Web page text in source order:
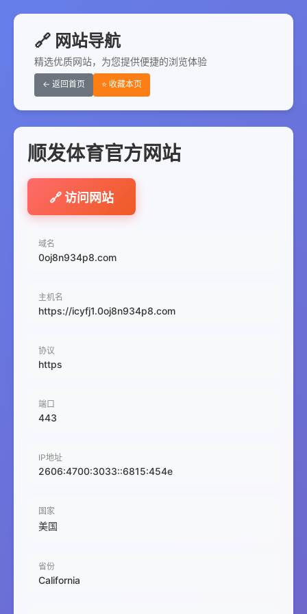
🔗 网站导航
精选优质网站，为您提供便捷的浏览体验
← 返回首页 ⭐ 收藏本页
顺发体育官方网站
🔗 访问网站
域名
0oj8n934p8.com
主机名
https://icyfj1.0oj8n934p8.com
协议
https
端口
443
IP地址
2606:4700:3033::6815:454e
国家
美国
省份
California